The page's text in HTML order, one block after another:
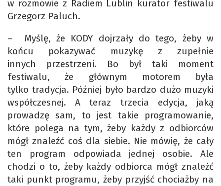
w rozmowie z Radiem Lublin kurator festiwalu
Grzegorz Paluch.
– Myślę, że KODY dojrzały do tego, żeby w
końcu pokazywać muzykę z zupełnie
innych przestrzeni. Bo był taki moment
festiwalu, że głównym motorem była
tylko tradycja. Później było bardzo dużo muzyki
współczesnej. A teraz trzecia edycja, jaką
prowadzę sam, to jest takie programowanie,
które polega na tym, żeby każdy z odbiorców
mógł znaleźć coś dla siebie. Nie mówię, że cały
ten program odpowiada jednej osobie. Ale
chodzi o to, żeby każdy odbiorca mógł znaleźć
taki punkt programu, żeby przyjść chociażby na